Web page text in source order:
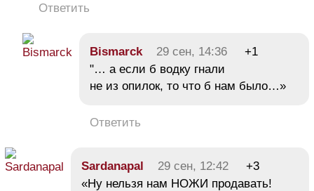
Ответить
Bismarck 29 сен, 14:36
+1
"… а если б водку гнали
не из опилок, то что б нам было…»
Ответить
Sardanapal 29 сен, 12:42
+3
«Ну нельзя нам НОЖИ продавать!